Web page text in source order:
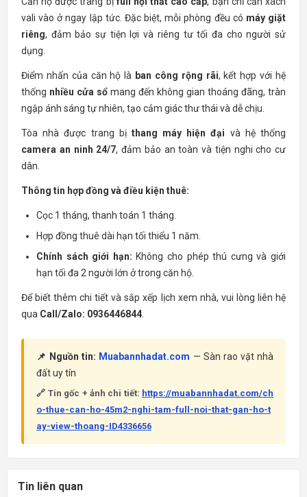
vali vào ở ngay lập tức. Đặc biệt, mỗi phòng đều có máy giặt
riêng, đảm bảo sự tiện lợi và riêng tư tối đa cho người sử
dụng.
Điểm nhấn của căn hộ là ban công rộng rãi, kết hợp với hệ
thống nhiều cửa sổ mang đến không gian thoáng đãng, tràn
ngập ánh sáng tự nhiên, tạo cảm giác thư thái và dễ chịu.
Tòa nhà được trang bị thang máy hiện đại và hệ thống
camera an ninh 24/7, đảm bảo an toàn và tiện nghi cho cư
dân.
Thông tin hợp đồng và điều kiện thuê:
Cọc 1 tháng, thanh toán 1 tháng.
Hợp đồng thuê dài hạn tối thiểu 1 năm.
Chính sách giới hạn: Không cho phép thú cưng và giới
hạn tối đa 2 người lớn ở trong căn hộ.
Để biết thêm chi tiết và sắp xếp lịch xem nhà, vui lòng liên hệ
qua Call/Zalo: 0936446844
📌 Nguồn tin: Muabannhadat.com — Sàn rao vặt nhà
đất uy tín
🔗 Tin gốc + ảnh chi tiết: https://muabannhadat.com/ch
o-thue-can-ho-45m2-nghi-tam-full-noi-that-gan-ho-t
ay-view-thoang-ID4336656
Tin liên quan